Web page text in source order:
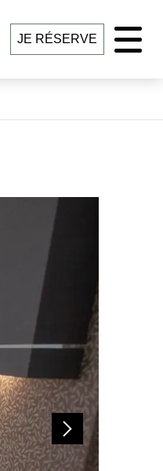
JE RÉSERVE